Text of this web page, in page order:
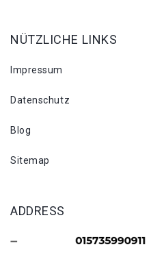
NÜTZLICHE LINKS
Impressum
Datenschutz
Blog
Sitemap
ADDRESS